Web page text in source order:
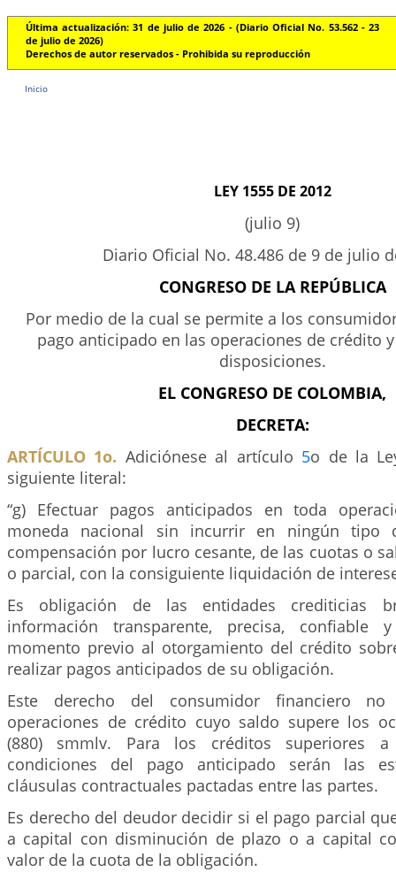
Última actualización: 31 de julio de 2026 - (Diario Oficial No. 53.562 - 23
de julio de 2026)
Derechos de autor reservados - Prohibida su reproducción
Inicio
LEY 1555 DE 2012
(julio 9)
Diario Oficial No. 48.486 de 9 de julio
CONGRESO DE LA REPÚBLICA
Por medio de la cual se permite a los
pago anticipado en las operaciones de crédito
disposiciones.
EL CONGRESO DE COLOMBIA,
DECRETA:
ARTÍCULO 1o. Adiciónese al artículo 5o de la
siguiente literal:
“g) Efectuar pagos anticipados en toda
moneda nacional sin incurrir en ningún tipo
compensación por lucro cesante, de las cuotas o
o parcial, con la consiguiente liquidación de
Es obligación de las entidades crediticias
información transparente, precisa,
momento previo al otorgamiento del crédito
realizar pagos anticipados de su obligación.
Este derecho del consumidor financiero
operaciones de crédito cuyo saldo supere los
(880) smmlv. Para los créditos superiores
condiciones del pago anticipado serán las
cláusulas contractuales pactadas entre las partes.
Es derecho del deudor decidir si el pago parcial
a capital con disminución de plazo o a capital
valor de la cuota de la obligación.